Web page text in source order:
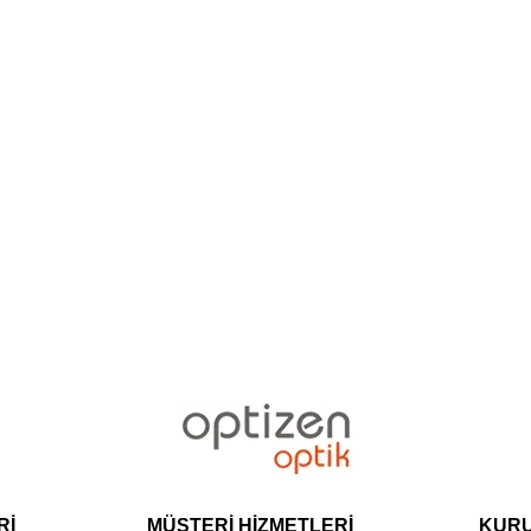
MÜŞTERİ HİZMETLERİ